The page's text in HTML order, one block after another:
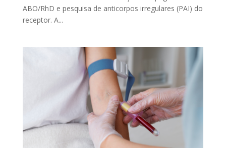
ABO/RhD e pesquisa de anticorpos irregulares (PAI) do
receptor. A...